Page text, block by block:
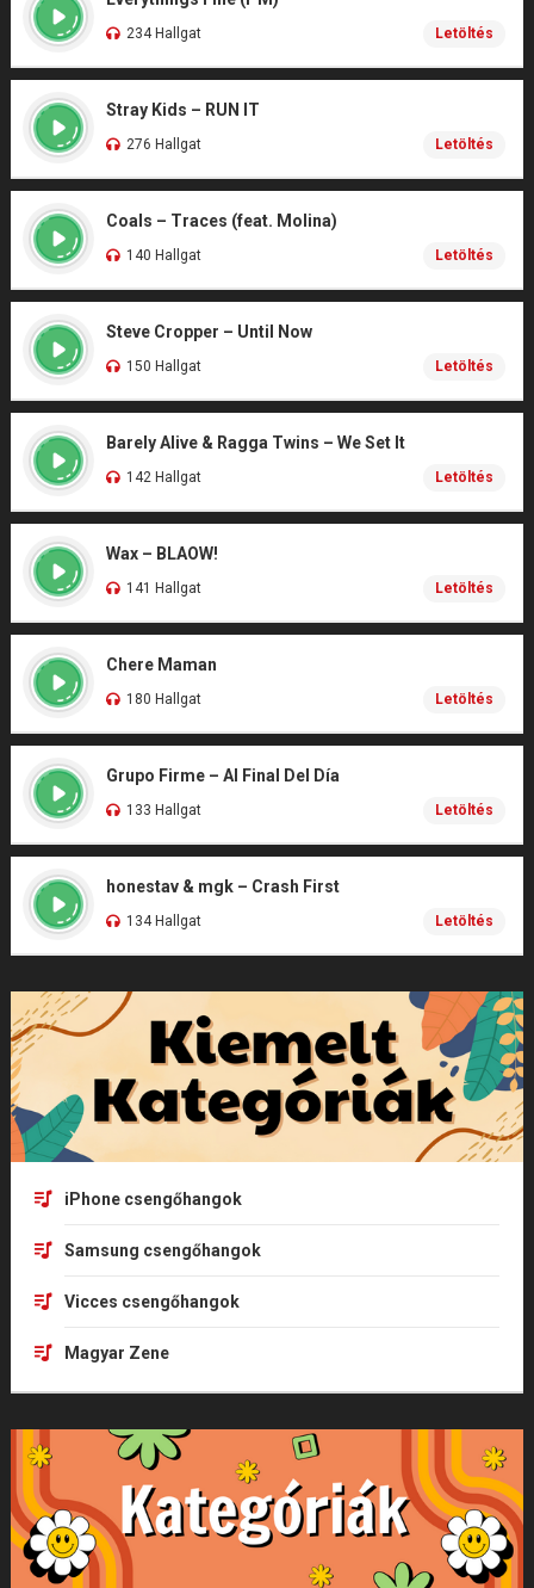
234 Hallgat Letöltés
Stray Kids – RUN IT
276 Hallgat Letöltés
Coals – Traces (feat. Molina)
140 Hallgat Letöltés
Steve Cropper – Until Now
150 Hallgat Letöltés
Barely Alive & Ragga Twins – We Set It
142 Hallgat Letöltés
Wax – BLAOW!
141 Hallgat Letöltés
Chere Maman
180 Hallgat Letöltés
Grupo Firme – Al Final Del Día
133 Hallgat Letöltés
honestav & mgk – Crash First
134 Hallgat Letöltés
iPhone csengőhangok
Samsung csengőhangok
Vicces csengőhangok
Magyar Zene